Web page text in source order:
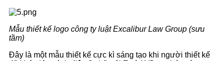
Mẫu thiết kế logo công ty luật Excalibur Law Group (sưu
tầm)
Đây là một mẫu thiết kế cực kì sáng tạo khi người thiết kế